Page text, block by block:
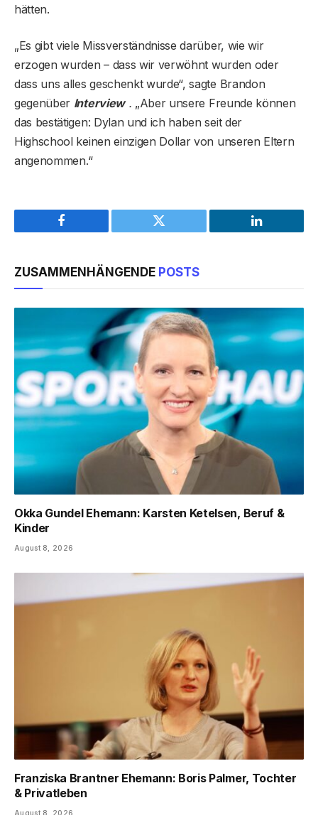
hätten.
„Es gibt viele Missverständnisse darüber, wie wir
erzogen wurden – dass wir verwöhnt wurden oder
dass uns alles geschenkt wurde“, sagte Brandon
gegenüber Interview. „Aber unsere Freunde können
das bestätigen: Dylan und ich haben seit der
Highschool keinen einzigen Dollar von unseren Eltern
angenommen.“
Facebook Twitter LinkedIn
ZUSAMMENHÄNGENDE POSTS
Okka Gundel Ehemann: Karsten Ketelsen, Beruf &
Kinder
August 8, 2026
Franziska Brantner Ehemann: Boris Palmer, Tochter
& Privatleben
August 8, 2026